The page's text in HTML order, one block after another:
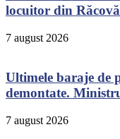
locuitor din
7 august 2026
Ultimele baraje de
demontate.
7 august 2026